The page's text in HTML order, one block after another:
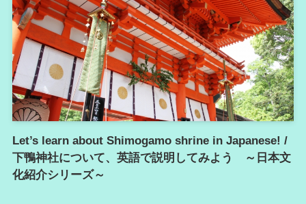
Let’s learn about Shimogamo shrine in Japanese! /
下鴨神社について、英語で説明してみよう ～日本文
化紹介シリーズ～